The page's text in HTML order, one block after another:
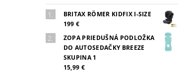
BRITAX RÖMER KIDFIX I-SIZE
199 €
ZOPA PRIEDUŠNÁ PODLOŽKA
DO AUTOSEDAČKY BREEZE
SKUPINA 1
15,99 €